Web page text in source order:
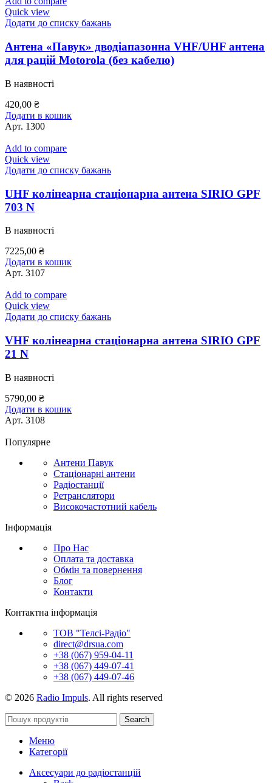
Quick view
Додати до списку бажань
Антена «Павук» дводіапазонна VHF/UHF антена
для рацій Motorola (без кабелю)
В наявності
420,00 ₴
Додати в кошик
Арт. 1300
Add to compare
Quick view
Додати до списку бажань
UHF колінеарна стаціонарна антена SIRIO GPF
703 N
В наявності
7225,00 ₴
Додати в кошик
Арт. 3107
Add to compare
Quick view
Додати до списку бажань
VHF колінеарна стаціонарна антена SIRIO GPF
21 N
В наявності
5790,00 ₴
Додати в кошик
Арт. 3108
Популярне
Антени Павук
Стаціонарні антени
Радіостанції
Ретранслятори
Високочастотний кабель
Інформація
Про Нас
Оплата та доставка
Обмін та повернення
Блог
Контакти
Контактна інформація
ТОВ "Телсі-Радіо"
direct@drsua.com
+38 (067) 959-04-11
+38 (067) 449-07-41
+38 (067) 449-07-46
© 2026 Radio Impuls. All rights reserved
Search
Меню
Категорії
Аксесуари до радіостанцій